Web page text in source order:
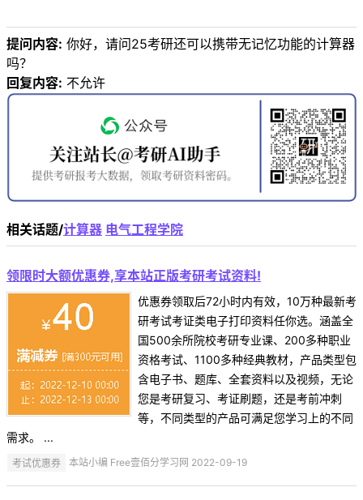
提问内容: 你好，请问25考研还可以携带无记忆功能的计算器
吗？
回复内容: 不允许
相关话题/计算器 电气工程学院
领限时大额优惠券,享本站正版考研考试资料!
优惠券领取后72小时内有效，10万种最新考
研考试考证类电子打印资料任你选。涵盖全
国500余所院校考研专业课、200多种职业
资格考试、1100多种经典教材，产品类型包
含电子书、题库、全套资料以及视频，无论
您是考研复习、考证刷题，还是考前冲刺
等，不同类型的产品可满足您学习上的不同
需求。 ...
考试优惠券 本站小编 Free壹佰分学习网 2022-09-19